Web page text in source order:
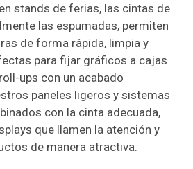
stands de ferias, las cintas de
las espumadas, permiten
de forma rápida, limpia y
para fijar gráficos a cajas
ups con un acabado
paneles ligeros y sistemas
con la cinta adecuada,
que llamen la atención y
de manera atractiva.